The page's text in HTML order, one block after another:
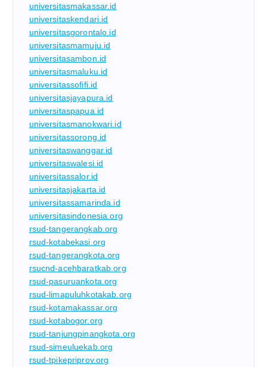
universitasmakassar.id
universitaskendari.id
universitasgorontalo.id
universitasmamuju.id
universitasambon.id
universitasmaluku.id
universitassofifi.id
universitasjayapura.id
universitaspapua.id
universitasmanokwari.id
universitassorong.id
universitaswanggar.id
universitaswalesi.id
universitassalor.id
universitasjakarta.id
universitassamarinda.id
universitasindonesia.org
rsud-tangerangkab.org
rsud-kotabekasi.org
rsud-tangerangkota.org
rsucnd-acehbaratkab.org
rsud-pasuruankota.org
rsud-limapuluhkotakab.org
rsud-kotamakassar.org
rsud-kotabogor.org
rsud-tanjungpinangkota.org
rsud-simeuluekab.org
rsud-tpikepriprov.org